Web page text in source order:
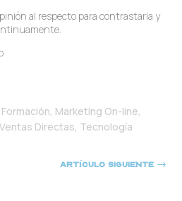
al respecto para contrastarla y
Formación, Marketing On-line,
Directas, Tecnología
Artículo siguiente→